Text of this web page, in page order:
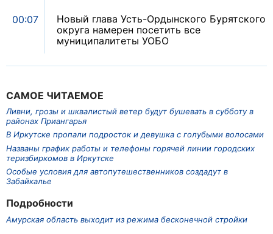
САМОЕ ЧИТАЕМОЕ
Ливни, грозы и шквалистый ветер будут бушевать в субботу в
районах Приангарья
В Иркутске пропали подросток и девушка с голубыми волосами
Названы график работы и телефоны горячей линии городских
теризбиркомов в Иркутске
Особые условия для автопутешественников создадут в
Забайкалье
Подробности
Амурская область выходит из режима бесконечной стройки
00:07
Новый глава Усть-Ордынского Бурятского
округа намерен посетить все
муниципалитеты УОБО